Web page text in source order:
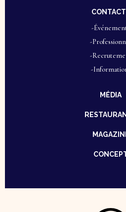
-
-
-
-
MÉDIA